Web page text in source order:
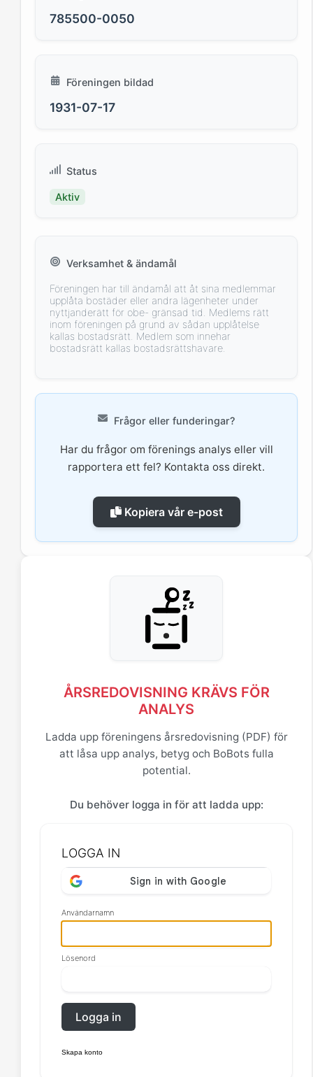
785500-0050
Föreningen bildad
1931-07-17
Status
Aktiv
Verksamhet & ändamål
Föreningen har till ändamål att åt sina medlemmar
upplåta bostäder eller andra lägenheter under
nyttjanderätt för obe- gränsad tid. Medlems rätt
inom föreningen på grund av sådan upplåtelse
kallas bostadsrätt. Medlem som innehar
bostadsrätt kallas bostadsrättshavare.
Frågor eller funderingar?
Har du frågor om förenings analys eller vill
rapportera ett fel? Kontakta oss direkt.
Kopiera vår e-post
ÅRSREDOVISNING KRÄVS FÖR
ANALYS
Ladda upp föreningens årsredovisning (PDF) för
att låsa upp analys, betyg och BoBots fulla
potential.
Du behöver logga in för att ladda upp:
LOGGA IN
Användarnamn
Lösenord
Logga in
Skapa konto